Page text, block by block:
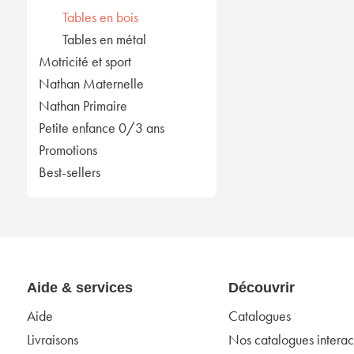
Tables en bois
Tables en métal
Motricité et sport
Nathan Maternelle
Nathan Primaire
Petite enfance 0/3 ans
Promotions
Best-sellers
Aide & services
Aide
Livraisons
Découvrir
Catalogues
Nos catalogues